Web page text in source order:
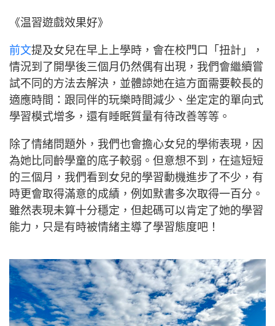
《温習遊戲效果好》
前文提及女兒在早上上學時，會在校門口「扭計」，
情況到了開學後三個月仍然偶有出現，我們會繼續嘗
試不同的方法去解決，並體諒她在這方面需要較長的
適應時間：跟同伴的玩樂時間減少、坐定定的單向式
學習模式增多，還有睡眠質量有待改善等等。
除了情緒問題外，我們也會擔心女兒的學術表現，因
為她比同齡學童的底子較弱。但意想不到，在這短短
的三個月，我們看到女兒的學習動機進步了不少，有
時更會取得滿意的成績，例如默書多次取得一百分。
雖然表現未算十分穩定，但起碼可以肯定了她的學習
能力，只是有時被情緒主導了學習態度吧！